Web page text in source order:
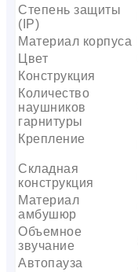
Степень защиты
(IP)
Материал корпуса
Цвет
Конструкция
Количество
наушников
гарнитуры
Крепление
Складная
конструкция
Материал
амбушюр
Объемное
звучание
Автопауза